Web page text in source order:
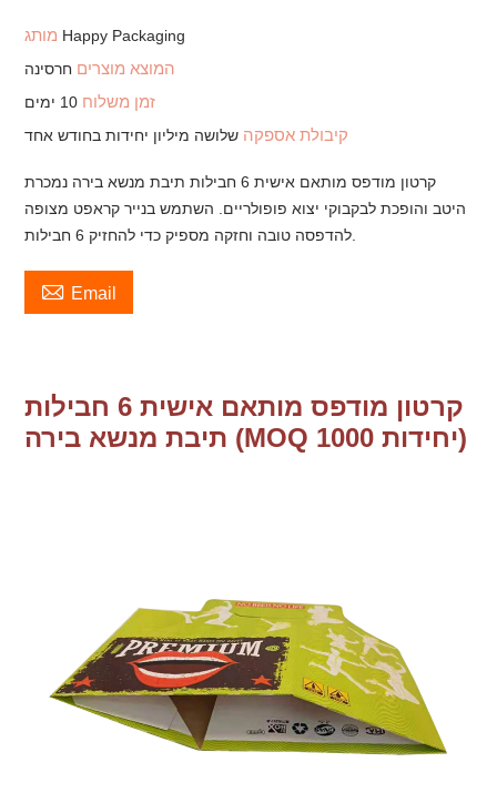
Happy Packaging
המוצא מוצרים חרסינה
זמן משלוח 10 ימים
קיבולת אספקה שלושה מיליון יחידות בחודש אחד
קרטון מודפס מותאם אישית 6 חבילות תיבת מנשא בירה נמכרת
היטב והופכת לבקבוקי יצוא פופולריים. השתמש בנייר קראפט מצופה
 Email
קרטון מודפס מותאם אישית 6 חבילות
תיבת מנשא בירה (MOQ 1000 יחידות)